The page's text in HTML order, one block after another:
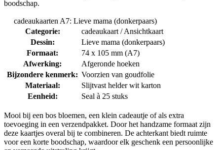
boodschap.
cadeaukaarten A7: Lieve mama (donkerpaars)
Categorie:
cadeaukaart / Ansichtkaart
Dessin:
Lieve mama (donkerpaars)
Formaat:
74 x 105 mm (A7)
Afwerking:
Afgeronde hoeken
Bijzondere kenmerk: Voorzien van goudfolie
Materiaal:
Slijtvast helder wit karton
Eenheid:
Seal à 25 stuks
Mooi bij een bos bloemen, een klein cadeautje of als extra
toevoeging in een verzendpakket. Door het handzame formaat zijn
deze kaartjes overal bij te combineren. De achterkant biedt ruimte
voor een korte boodschap, waardoor elk geschenk een persoonlijke